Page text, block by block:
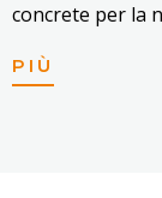
concrete per la
PIÙ